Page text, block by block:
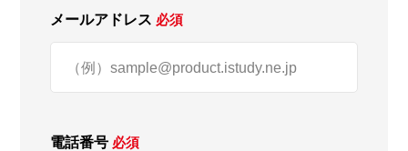
メールアドレス 必須
電話番号 必須